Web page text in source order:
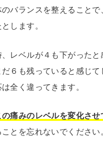
バランスを整えること
します。
レベルが４も下がったと
６も残っていると感じ
全く違ってきます。
の痛みのレベルを変化さ
とを忘れないでください。